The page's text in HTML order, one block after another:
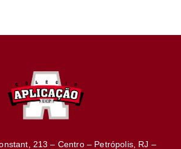
213 – Centro – Petrópolis, RJ –